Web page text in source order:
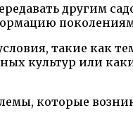
другим
такие как
культур или
которые